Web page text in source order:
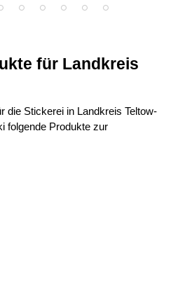
für Landkreis
die Stickerei in Landkreis Teltow-
folgende Produkte zur